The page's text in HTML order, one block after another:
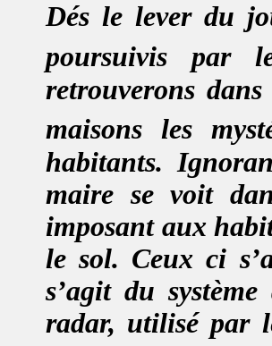
Dés le lever du
poursuivis par
retrouverons
maisons les
habitants.
maire se voit
imposant aux
le sol. Ceux ci
s’agit du
radar, utilisé par